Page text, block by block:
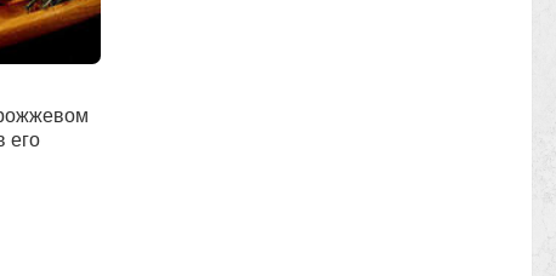
его